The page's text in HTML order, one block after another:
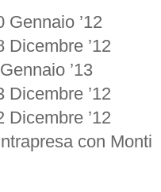
Gennaio ’12
Dicembre ’12
’13
Dicembre ’12
Dicembre ’12
con Monti